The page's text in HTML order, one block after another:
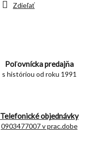
Poľovnícka predajňa
s históriou od roku 1991
Telefonické objednávky
0903477007 v prac.dobe
Zdieľať